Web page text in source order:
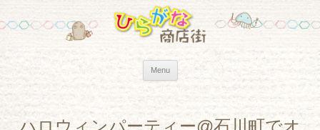
Menu Skip to content